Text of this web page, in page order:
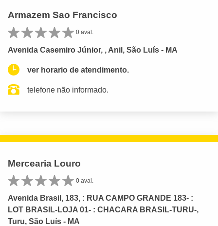
Armazem Sao Francisco
0 aval.
Avenida Casemiro Júnior, , Anil, São Luís - MA
ver horario de atendimento.
telefone não informado.
Mercearia Louro
0 aval.
Avenida Brasil, 183, : RUA CAMPO GRANDE 183- :
LOT BRASIL-LOJA 01- : CHACARA BRASIL-TURU-,
Turu, São Luís - MA